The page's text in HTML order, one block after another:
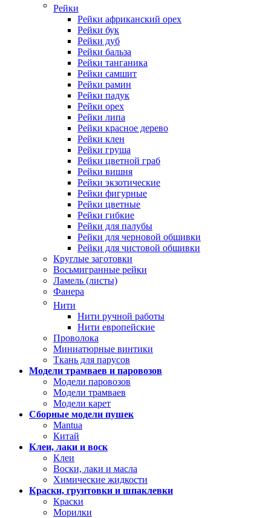
Рейки
Рейки африканский орех
Рейки бук
Рейки дуб
Рейки бальза
Рейки танганика
Рейки самшит
Рейки рамин
Рейки падук
Рейки орех
Рейки липа
Рейки красное дерево
Рейки клен
Рейки груша
Рейки цветной граб
Рейки вишня
Рейки экзотические
Рейки фигурные
Рейки цветные
Рейки гибкие
Рейки для палубы
Рейки для черновой обшивки
Рейки для чистовой обшивки
Круглые заготовки
Восьмигранные рейки
Ламель (листы)
Фанера
Нити
Нити ручной работы
Нити европейские
Проволока
Миниатюрные винтики
Ткань для парусов
Модели трамваев и паровозов
Модели паровозов
Модели трамваев
Модели карет
Сборные модели пушек
Mantua
Китай
Клеи, лаки и воск
Клеи
Воски, лаки и масла
Химические жидкости
Краски, грунтовки и шпаклевки
Краски
Морилки